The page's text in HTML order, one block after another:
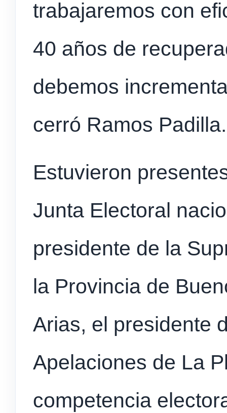
trabajaremos con
40 años de
debemos
cerró Ramos Padilla.
Estuvieron
Junta Electoral
presidente de la
la Provincia de
Arias, el presidente
Apelaciones de La
competencia